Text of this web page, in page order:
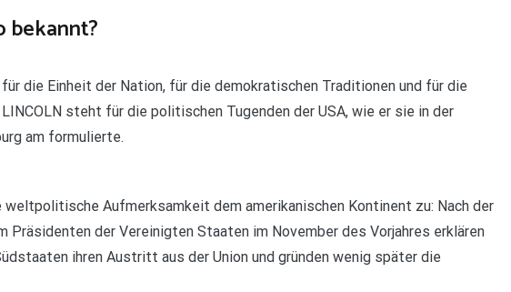
bekannt?
die Einheit der Nation, für die demokratischen Traditionen und für die
steht für die politischen Tugenden der USA, wie er sie in der
am formulierte.
Aufmerksamkeit dem amerikanischen Kontinent zu: Nach der
Präsidenten der Vereinigten Staaten im November des Vorjahres erklären
ihren Austritt aus der Union und gründen wenig später die